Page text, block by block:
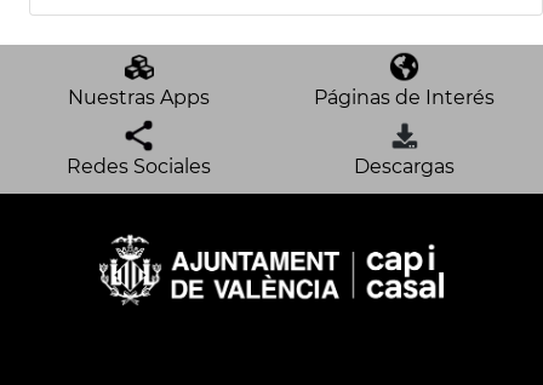
Nuestras Apps Páginas de Interés
Redes Sociales Descargas